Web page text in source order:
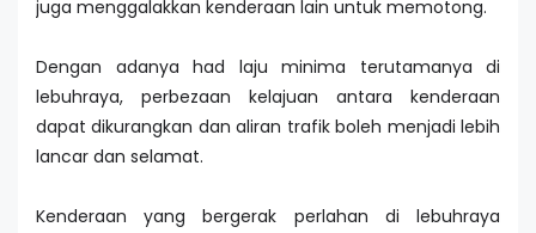
juga menggalakkan kenderaan lain untuk memotong.
Dengan adanya had laju minima terutamanya di
lebuhraya, perbezaan kelajuan antara kenderaan
dapat dikurangkan dan aliran trafik boleh menjadi lebih
lancar dan selamat.
Kenderaan yang bergerak perlahan di lebuhraya